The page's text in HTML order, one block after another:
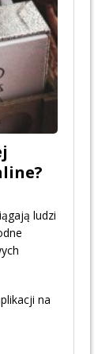
ludzi
na